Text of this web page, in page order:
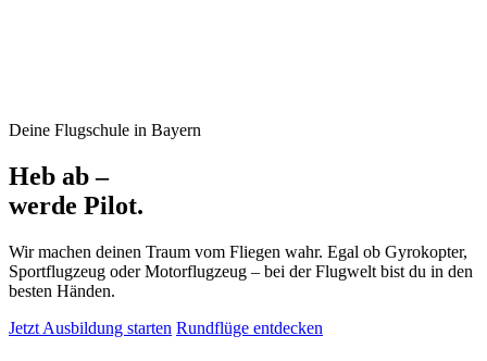
Deine Flugschule in Bayern
Heb ab –
werde Pilot.
Wir machen deinen Traum vom Fliegen wahr. Egal ob Gyrokopter,
Sportflugzeug oder Motorflugzeug – bei der Flugwelt bist du in den
besten Händen.
Jetzt Ausbildung starten Rundflüge entdecken